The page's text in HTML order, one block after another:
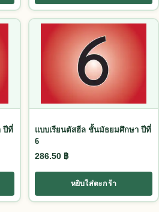
ปีที่
แบบเรียนตัสฮีล ชั้นมัธยมศึกษา ปีที่
6
286.50 ฿
หยิบใส่ตะกร้า